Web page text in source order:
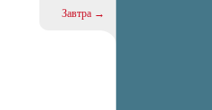
Завтра →